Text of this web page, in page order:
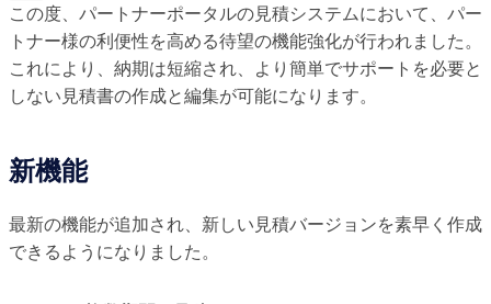
この度、パートナーポータルの見積システムにおいて、パー
トナー様の利便性を高める待望の機能強化が行われました。
これにより、納期は短縮され、より簡単でサポートを必要と
しない見積書の作成と編集が可能になります。
新機能
最新の機能が追加され、新しい見積バージョンを素早く作成
できるようになりました。